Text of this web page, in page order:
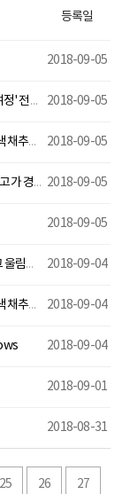
등록일
2018-09-05
중랑아트센터 '한국근대미술, 그 울림의 여정' 전시회 2018-09-05
자연을 바탕으로 완성한 그림…유영국의 색채추상展 2018-09-05
​"유영국 5억,천경자 17억,백남준 6.6억 최고가 경신?"..케이옥션 19일 9월 경매' 2018-09-05
2018-09-05
한국근대미술 대가 8인 <한국근대미술, 그 울림의 여정> 전시 2018-09-04
자연을 바탕으로 완성한 그림…유영국의 색채추상展 2018-09-04
2018-09-04
2018-09-01
2018-08-31
25 26 27